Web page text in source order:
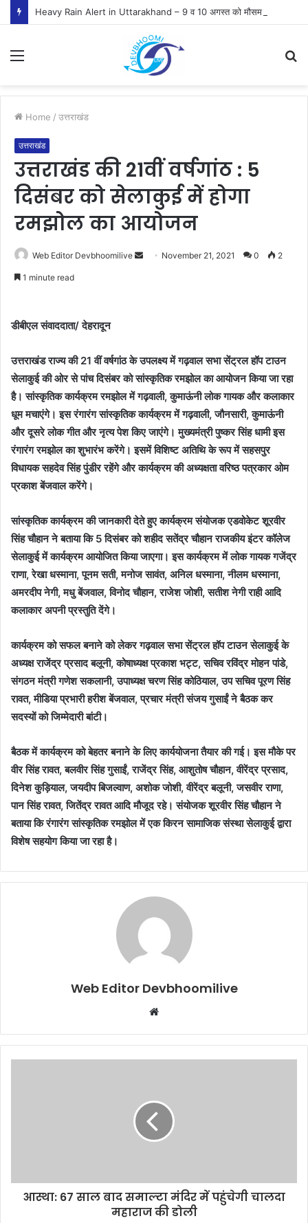
Menu
Home / उत्तराखंड
उत्तराखंड
उत्तराखंड की 21वीं वर्षगांठ : 5
दिसंबर को सेलाकुई में होगा
रमझोल का आयोजन
Web Editor Devbhoomilive
Send November 21, 2021 0 2
1 minute read
डीबीएल संवाददाता/ देहरादून
उत्तराखंड राज्य की 21 वीं वर्षगांठ के उपलक्ष्य में गढ़वाल सभा सेंट्रल हॉप टाउन
सेलाकुई की ओर से पांच दिसंबर को सांस्कृतिक रमझोल का आयोजन किया जा रहा
है। सांस्कृतिक कार्यक्रम रमझोल में गढ़वाली, कुमाऊंनी लोक गायक और कलाकार
धूम मचाएंगे। इस रंगारंग सांस्कृतिक कार्यक्रम में गढ़वाली, जौनसारी, कुमाऊंनी
और दूसरे लोक गीत और नृत्य पेश किए जाएंगे। मुख्यमंत्री पुष्कर सिंह धामी इस
रंगारंग रमझोल का शुभारंभ करेंगे। इसमें विशिष्ट अतिथि के रूप में सहसपुर
विधायक सहदेव सिंह पुंडीर रहेंगे और कार्यक्रम की अध्यक्षता वरिष्ठ पत्रकार ओम
प्रकाश बेंजवाल करेंगे।
सांस्कृतिक कार्यक्रम की जानकारी देते हुए कार्यक्रम संयोजक एडवोकेट शूरवीर
सिंह चौहान ने बताया कि 5 दिसंबर को शहीद सतेंद्र चौहान राजकीय इंटर कॉलेज
सेलाकुई में कार्यक्रम आयोजित किया जाएगा। इस कार्यक्रम में लोक गायक गजेंद्र
राणा, रेखा धस्माना, पूनम सती, मनोज सावंत, अनिल धस्माना, नीलम धस्माना,
अमरदीप नेगी, मधु बेंजवाल, विनोद चौहान, राजेश जोशी, सतीश नेगी राही आदि
कलाकार अपनी प्रस्तुति देंगे।
कार्यक्रम को सफल बनाने को लेकर गढ़वाल सभा सेंट्रल हॉप टाउन सेलाकुई के
अध्यक्ष राजेंद्र प्रसाद बलूनी, कोषाध्यक्ष प्रकाश भट्ट, सचिव रविंद्र मोहन पांडे,
संगठन मंत्री गणेश सकलानी, उपाध्यक्ष चरण सिंह कोठियाल, उप सचिव पूरण सिंह
रावत, मीडिया प्रभारी हरीश बेंजवाल, प्रचार मंत्री संजय गुसाईं ने बैठक कर
सदस्यों को जिम्मेदारी बांटी।
बैठक में कार्यक्रम को बेहतर बनाने के लिए कार्ययोजना तैयार की गई। इस मौके पर
वीर सिंह रावत, बलवीर सिंह गुसाईं, राजेंद्र सिंह, आशुतोष चौहान, वीरेंद्र प्रसाद,
दिनेश कुड़ियाल, जयदीप बिजल्वाण, अशोक जोशी, वीरेंद्र बलूनी, जसवीर राणा,
पान सिंह रावत, जितेंद्र रावत आदि मौजूद रहे। संयोजक शूरवीर सिंह चौहान ने
बताया कि रंगारंग सांस्कृतिक रमझोल में एक किरन सामाजिक संस्था सेलाकुई द्वारा
विशेष सहयोग किया जा रहा है।
Web Editor Devbhoomilive
Website
आस्था: 67 साल बाद समाल्टा मंदिर में पहुंचेगी चालदा
महाराज की डोली